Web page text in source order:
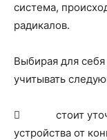
система,
радикалов.
Выбирая для
учитывать
 стоит
устройства от